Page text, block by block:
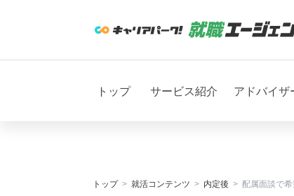
トップ サービス紹介 アドバイザ
トップ 就活コンテンツ 内定後 配属面談で